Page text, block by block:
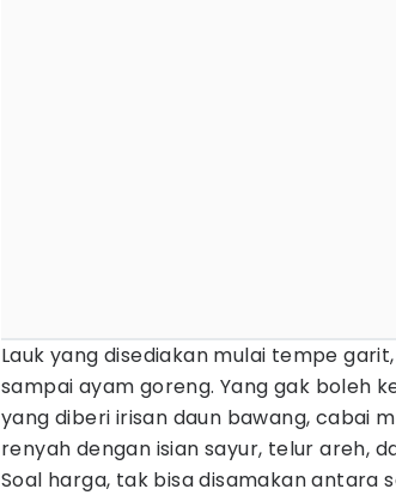
Lauk yang disediakan mulai tempe
sampai ayam goreng. Yang gak boleh
yang diberi irisan daun bawang, cabai
renyah dengan isian sayur, telur areh,
Soal harga, tak bisa disamakan antara